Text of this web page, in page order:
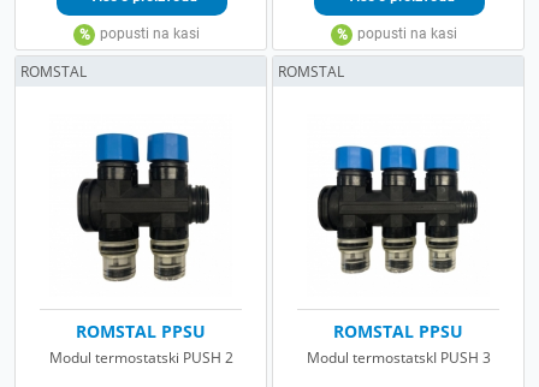
ROMSTAL PPSU
Modul termostatski PUSH 2
ROMSTAL
ROMSTAL PPSU
Modul termostatskI PUSH 3
ROMSTAL